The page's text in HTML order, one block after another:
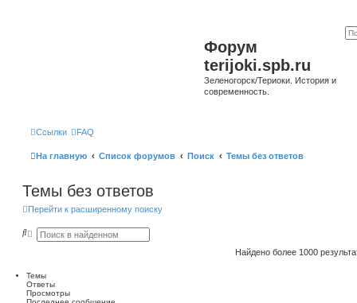
Форум
terijoki.spb.ru
Зеленогорск/Териоки. История и
современность.
Ссылки FAQ
На главную Список форумов Поиск Темы без ответов
Темы без ответов
Перейти к расширенному поиску
П Р
р
е
н
Найдено более 1000
Темы
Ответы
Просмотры